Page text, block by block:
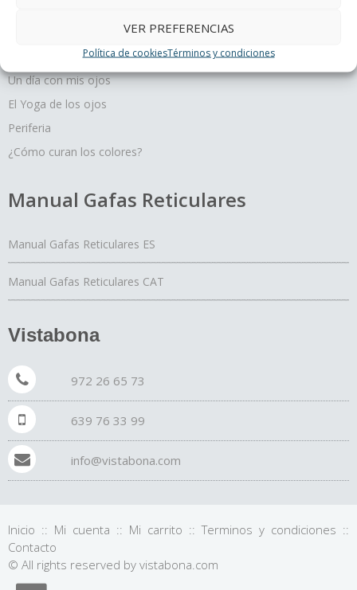
VER PREFERENCIAS
Política de cookiesTérminos y condiciones
Terapias oculares
Movimiento y profundidad, un regalo para tus ojos
Un día con mis ojos
El Yoga de los ojos
Periferia
¿Cómo curan los colores?
Manual Gafas Reticulares
Manual Gafas Reticulares ES
Manual Gafas Reticulares CAT
Vistabona
972 26 65 73
639 76 33 99
info@vistabona.com
Inicio :: Mi cuenta :: Mi carrito ::Terminos y condiciones ::
Contacto
© All rights reserved by vistabona.com